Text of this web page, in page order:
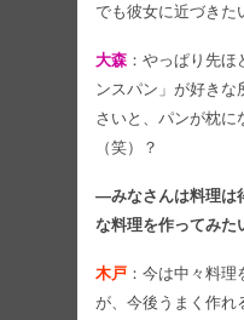
でも彼女に近づきた
大森 ：やっぱり先
ンスパン」が好き
さいと、パンが枕に
（笑）？
―みなさんは料理は
な料理を作ってみた
木戸 ：今は中々料
が、今後うまく作れ